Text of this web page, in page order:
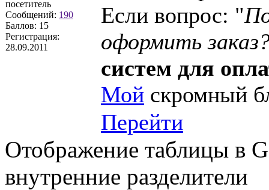
посетитель
Сообщений: 190
Баллов: 15
Регистрация:
28.09.2011
Если вопрос: "
оформить
систем для
Мой скромный
Перейти
Отображение таблицы в
внутренние разделители